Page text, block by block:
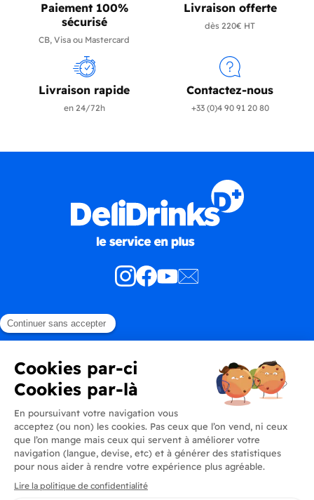
Paiement 100%
sécurisé
CB, Visa ou Mastercard
Livraison offerte
dès 220€ HT
Livraison rapide
en 24/72h
Contactez-nous
+33 (0)4 90 91 20 80
En savoir plus
Informations
Inscrivez-vous à la newsletter